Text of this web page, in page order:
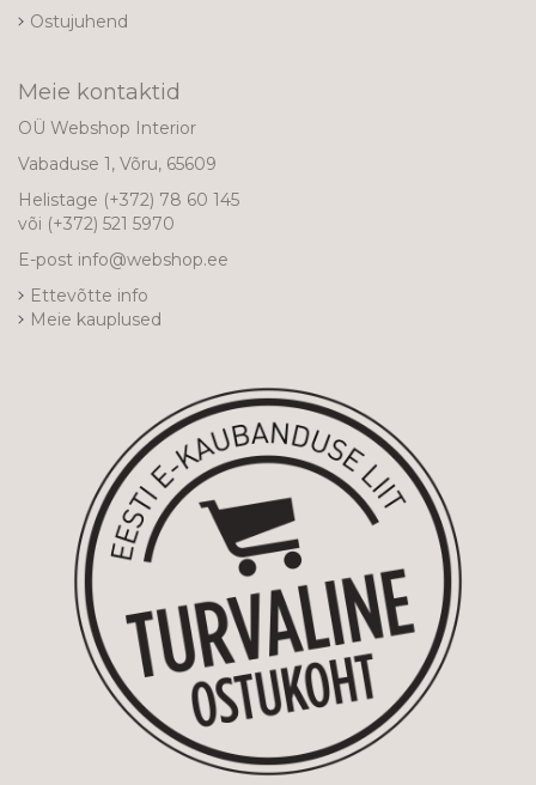
Ostujuhend
Meie kontaktid
OÜ Webshop Interior
Vabaduse 1, Võru, 65609
Helistage (+372) 78 60 145
või (+372) 521 5970
E-post info@webshop.ee
Ettevõtte info
Meie kauplused